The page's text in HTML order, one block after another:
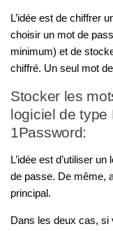
L’idée est de chiffrer
choisir un mot de
minimum) et de
chiffré. Un seul mot
Stocker les
logiciel de type
1Password:
L’idée est d’utiliser
de passe. De même,
principal.
Dans les deux cas, si